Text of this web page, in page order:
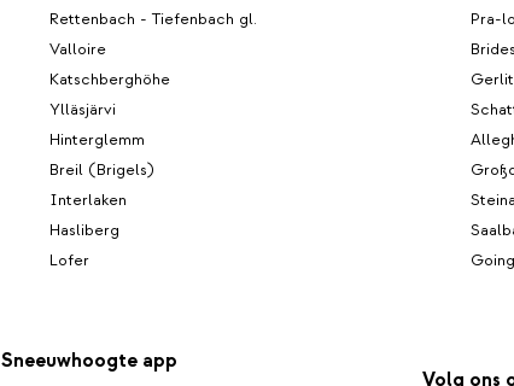
Rettenbach - Tiefenbach gl.
Valloire
Katschberghöhe
Ylläsjärvi
Hinterglemm
Breil (Brigels)
Interlaken
Hasliberg
Lofer
Pra-
Going
Sneeuwhoogte app
Volg ons